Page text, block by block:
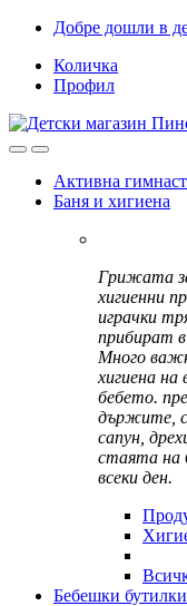
Skip
navigation
Skip
content
Добре дошли в
Количка
Профил
Активна
Баня и хигиена
Грижата
хигиенни
играчки
прибират
Много
хигиена
бебето.
държите,
сапун,
стаята на
всеки ден.
Бебешки